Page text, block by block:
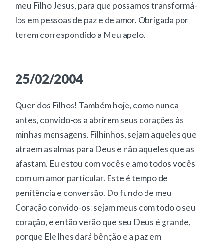
meu Filho Jesus, para que possamos transformá-
los em pessoas de paz e de amor. Obrigada por
terem correspondido a Meu apelo.
25/02/2004
Queridos Filhos! Também hoje, como nunca
antes, convido-os a abrirem seus corações às
minhas mensagens. Filhinhos, sejam aqueles que
atraem as almas para Deus e não aqueles que as
afastam. Eu estou com vocês e amo todos vocês
com um amor particular. Este é tempo de
penitência e conversão. Do fundo de meu
Coração convido-os: sejam meus com todo o seu
coração, e então verão que seu Deus é grande,
porque Ele lhes dará bênção e a paz em